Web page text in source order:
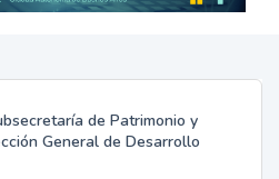
de Patrimonio y
General de Desarrollo